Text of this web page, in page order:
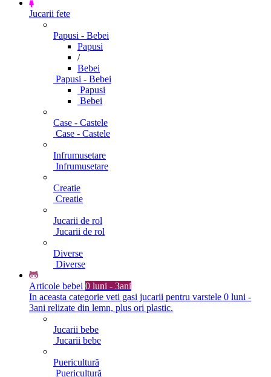
Jucarii fete
Papusi - Bebei
Papusi
/
Bebei
Papusi - Bebei
Papusi
Bebei
Case - Castele
Case - Castele
Infrumusetare
Infrumusetare
Creatie
Creatie
Jucarii de rol
Jucarii de rol
Diverse
Diverse
Articole bebei 0 luni - 3ani
In aceasta categorie veti gasi jucarii pentru varstele 0 luni -
3ani relizate din lemn, plus ori plastic.
Jucarii bebe
Jucarii bebe
Puericultură
Puericultură